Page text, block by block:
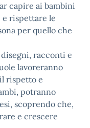
capire ai bambini
rispettare le
per quello che
racconti e
lavoreranno
rispetto e
potranno
scoprendo che,
e crescere